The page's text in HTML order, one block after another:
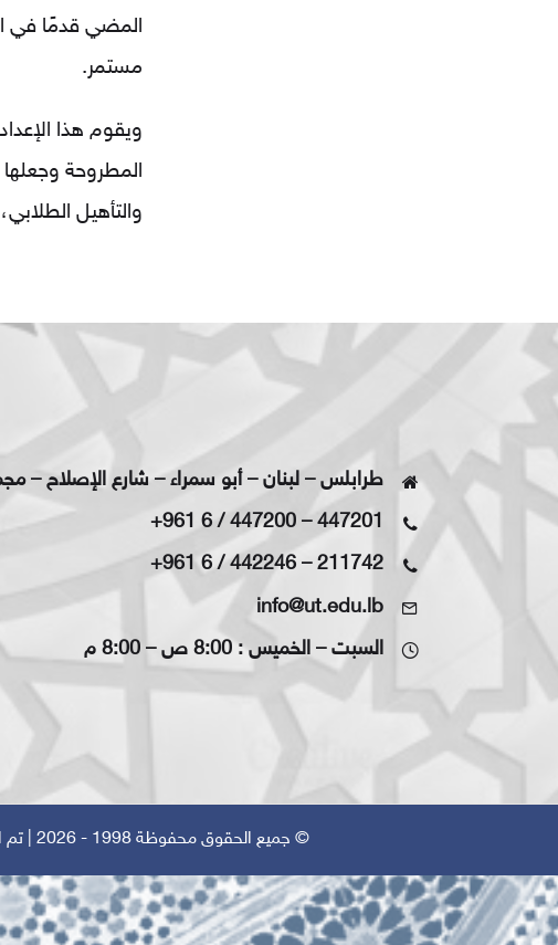
المضي قدمًا في
مستمر.
ويقوم هذا
المطروحة وجعلها
والتأهيل
طرابلس – لبنان – أبو سمراء – شارع الإصلاح –
+961 6 / 447200–447201
+961 6 / 442246–211742
info@ut.edu.lb
السبت – الخميس : 8:00 ص – 8:00 م
© جميع الحقوق محفوظة 1998 - 2026 | تم التصميم بواسطة